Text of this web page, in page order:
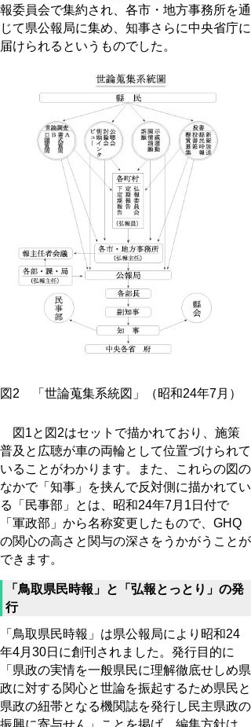
報委員会で集約され、各市・地方事務所を通
じて県公報局に集め、知事さらに中央省庁に
届けられるというものでした。
図2 「世論蒐集系統図」（昭和24年7月）
図1と図2はセットで描かれており、施策
普及と広聴が車の両輪として位置づけられて
いることがわかります。また、これらの図の
なかで「知事」を挟んで反対側に描かれてい
る「民事部」とは、昭和24年7月1日付で
「軍政部」から名称変更したもので、GHQ
の関心の高さと関与の深さをうかがうことが
できます。
「鳥取県民時報」と「弘報とっとり」の発
行
「鳥取県民時報」は県公報局により昭和24
年4月30日に創刊されました。発行目的に
「県政の実情を一般県民に理解徹底せしめ県
政に対する関心と世論を振起するため県民と
県政の紐帯となる機関誌を発行し民主県政の